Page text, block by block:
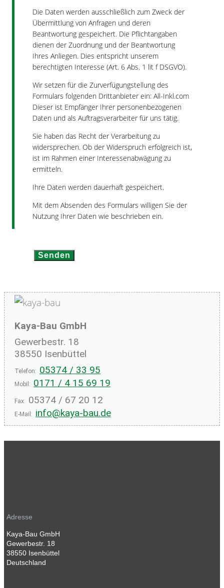
Die Daten werden ausschließlich zum Zweck der
Übermittlung von Anfragen und deren
Beantwortung gespeichert. Die Pflichtangaben
dienen der Zuordnung und der Beantwortung
Ihres Anliegen. Dies entspricht unserem
berechtigten Interesse (Art. 6 Abs. 1 lit f DSGVO).
Wir setzen für die Zurverfügungstellung des
Formulars folgenden Drittanbieter ein: All-Inkl.com
Dieser ist Empfänger Ihrer personenbezogenen
Daten und als Auftragsverarbeiter für uns tätig.
Sie haben das Recht der Verarbeitung zu
widersprechen. Ob der Widerspruch erfolgreich ist,
ist im Rahmen einer Interessenabwägung zu
ermitteln.
Ihre Daten werden dauerhaft gespeichert.
Mit dem Absenden des Formulars willigen Sie der
Nutzung Ihrer Daten wie beschrieben ein.
Kaya-Bau GmbH
Gewerbestr. 18
38550 Isenbüttel
Telefon: 05374 / 33 95
Mobil: 0171 / 4 15 69 19
Fax: 05374 / 67 20 12
E-Mail: info@kaya-bau.de
Adresse
Kaya-Bau GmbH
Gewerbestr. 18
38550 Isenbüttel
Deutschland